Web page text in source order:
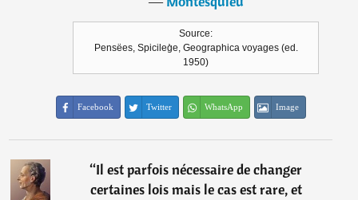
Source:
Pensëes, Spicileg̀e, Geographica voyages (ed.
1950)
Facebook Twitter WhatsApp Image
“Il est parfois nécessaire de changer
certaines lois mais le cas est rare, et